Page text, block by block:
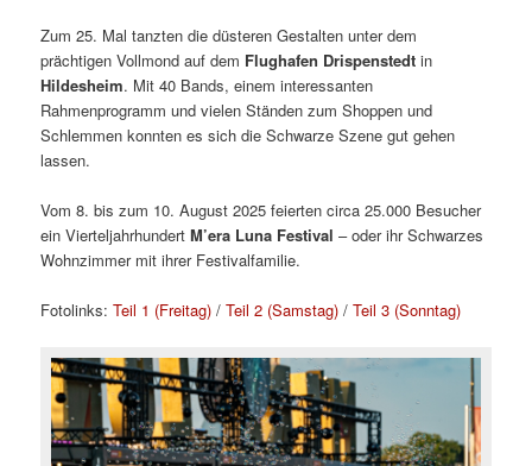
Zum 25. Mal tanzten die düsteren Gestalten unter dem
prächtigen Vollmond auf dem Flughafen Drispenstedt in
Hildesheim. Mit 40 Bands, einem interessanten
Rahmenprogramm und vielen Ständen zum Shoppen und
Schlemmen konnten es sich die Schwarze Szene gut gehen
lassen.
Vom 8. bis zum 10. August 2025 feierten circa 25.000 Besucher
ein VierteljahrhundertM’era Luna Festival – oder ihr Schwarzes
Wohnzimmer mit ihrer Festivalfamilie.
Fotolinks:Teil 1 (Freitag) /Teil 2 (Samstag) /Teil 3 (Sonntag)